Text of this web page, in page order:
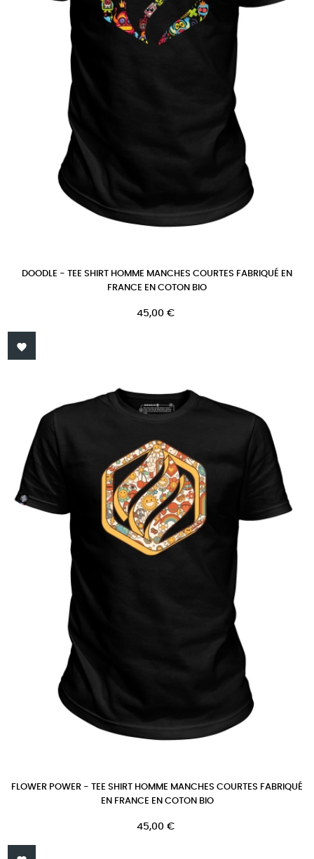
DOODLE - TEE SHIRT HOMME MANCHES COURTES FABRIQUÉ EN
FRANCE EN COTON BIO
Prix
45,00 €

FLOWER POWER - TEE SHIRT HOMME MANCHES COURTES FABRIQUÉ
EN FRANCE EN COTON BIO
Prix
45,00 €